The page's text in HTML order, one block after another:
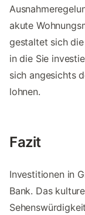
akute
gestaltet sich
in die Sie
sich angesichts
lohnen.
Fazit
Investitionen in
Bank. Das